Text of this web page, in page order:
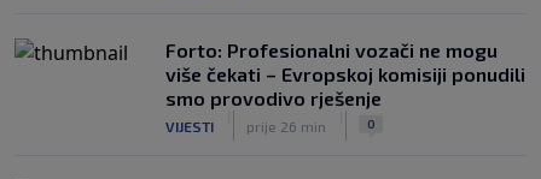
Forto: Profesionalni vozači ne mogu
više čekati – Evropskoj komisiji ponudili
smo provodivo rješenje
VIJESTI prije 26 min 0